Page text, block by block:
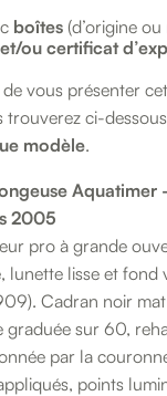
boîtes (d’origine
ou certificat
vous présenter
trouverez ci-dessous
modèle.
Aquatimer
2005
pro à grande
lunette lisse et fond
Cadran noir
graduée sur 60,
par la
points